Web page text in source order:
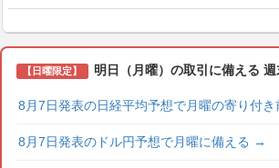
【日曜限定】 明日（月曜）の取引に備える
8月7日発表の日経平均予想で月曜の寄り付き
8月7日発表のドル円予想で月曜に備える →